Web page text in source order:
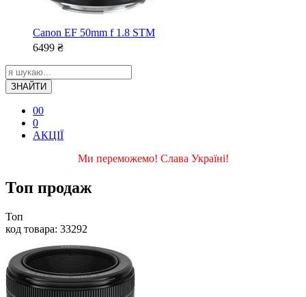
Canon EF 50mm f 1.8 STM
6499 ₴
ЗНАЙТИ
00
0
АКЦІЇ
Ми переможемо! Слава Україні!
Топ продаж
Топ
код товара: 33292